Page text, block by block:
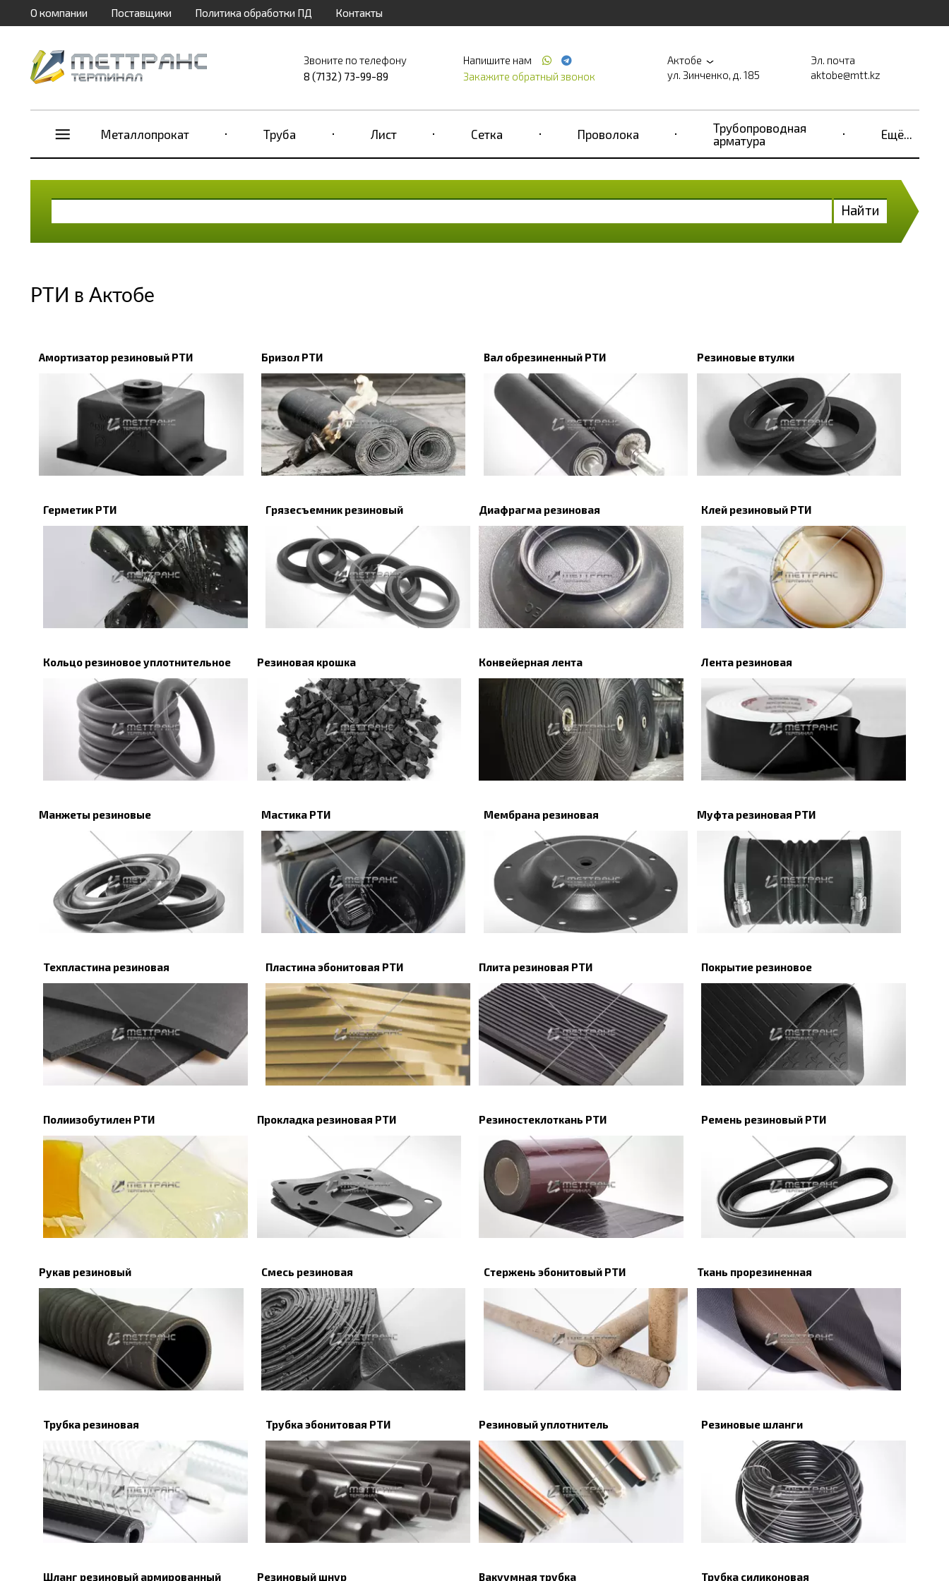
О компании Поставщики Политика обработки ПД Контакты
Звоните по телефону
8 (7132) 73-99-89
Напишите нам
Закажите обратный звонок
Актобе
ул. Зинченко, д. 185
Эл. почта
aktobe@mtt.kz
Металлопрокат Труба Лист Сетка Проволока
Трубопроводная
арматура
Ещё...
Найти
РТИ в Актобе
Амортизатор резиновый РТИ Бризол РТИ Вал обрезиненный РТИ Резиновые втулки
Герметик РТИ Грязесъемник резиновый Диафрагма резиновая Клей резиновый РТИ
Кольцо резиновое уплотнительное Резиновая крошка Конвейерная лента Лента резиновая
Манжеты резиновые Мастика РТИ Мембрана резиновая Муфта резиновая РТИ
Техпластина резиновая Пластина эбонитовая РТИ Плита резиновая РТИ Покрытие резиновое
Полиизобутилен РТИ Прокладка резиновая РТИ Резиностеклоткань РТИ Ремень резиновый РТИ
Рукав резиновый Смесь резиновая Стержень эбонитовый РТИ Ткань прорезиненная
Трубка резиновая Трубка эбонитовая РТИ Резиновый уплотнитель Резиновые шланги
Шланг резиновый армированный Резиновый шнур Вакуумная трубка Трубка силиконовая